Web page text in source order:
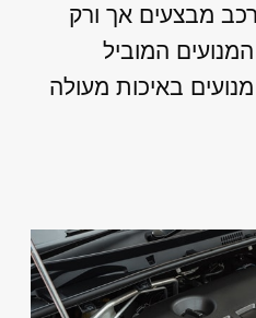
מבצעים אך ורק
המנועים המוביל
באיכות מעולה